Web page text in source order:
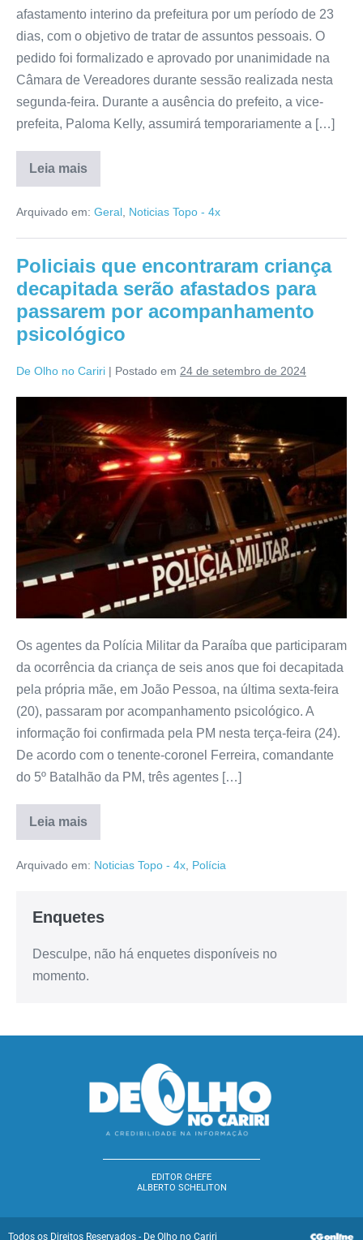
afastamento interino da prefeitura por um período de 23
dias, com o objetivo de tratar de assuntos pessoais. O
pedido foi formalizado e aprovado por unanimidade na
Câmara de Vereadores durante sessão realizada nesta
segunda-feira. Durante a ausência do prefeito, a vice-
prefeita, Paloma Kelly, assumirá temporariamente a […]
Leia mais
Arquivado em: Geral Noticias Topo - 4x
Policiais que encontraram criança
decapitada serão afastados para
passarem por acompanhamento
psicológico
De Olho no Cariri | Postado em 24 de setembro de 2024
Os agentes da Polícia Militar da Paraíba que participaram
da ocorrência da criança de seis anos que foi decapitada
pela própria mãe, em João Pessoa, na última sexta-feira
(20), passaram por acompanhamento psicológico. A
informação foi confirmada pela PM nesta terça-feira (24).
De acordo com o tenente-coronel Ferreira, comandante
do 5º Batalhão da PM, três agentes […]
Leia mais
Arquivado em: Noticias Topo - 4x Polícia
Enquetes
Desculpe, não há enquetes disponíveis no
momento.
EDITOR CHEFE
ALBERTO SCHELITON
Todos os Direitos Reservados - De Olho no Cariri